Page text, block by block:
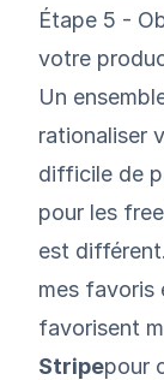
Étape 5 -
votre
Un
rationaliser
difficile de
pour les
est
mes favoris
favorisent
Stripepour